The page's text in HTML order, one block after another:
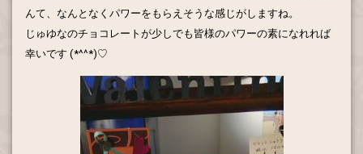
んて、なんとなくパワーをもらえそうな感じがしますね。
じゅゆなのチョコレートが少しでも皆様のパワーの素になれれば
幸いです (*^^*)♡